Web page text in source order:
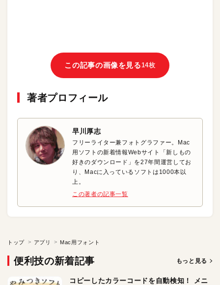
この記事の画像を見る 14枚
著者プロフィール
早川厚志
フリーライター兼フォトグラファー。Mac
用ソフトの新着情報Webサイト「新しもの
好きのダウンロード」を27年間運営してお
り、Macに入っているソフトは1000本以
上。
この著者の記事一覧
トップ アプリ Mac用フォント
便利技の新着記事 もっと見る
コピーしたカラーコードを自動検知！ メニ